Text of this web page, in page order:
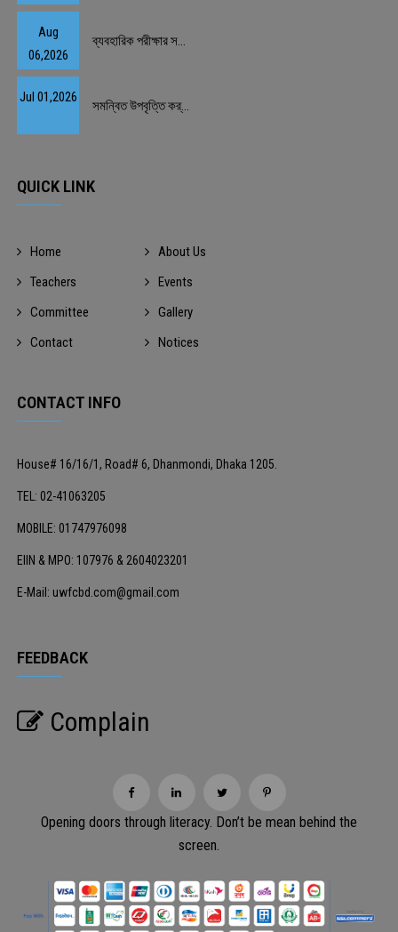
Aug
06,2026
ব্যবহারিক পরীক্ষার স...
Jul 01,2026
সমন্বিত উপবৃত্তি কর্...
QUICK LINK
Home
About Us
Teachers
Events
Committee
Gallery
Contact
Notices
CONTACT INFO
House# 16/16/1, Road# 6, Dhanmondi, Dhaka 1205.
TEL: 02-41063205
MOBILE: 01747976098
EIIN & MPO: 107976 & 2604023201
E-Mail: uwfcbd.com@gmail.com
FEEDBACK
Complain
Opening doors through literacy. Don’t be mean behind the
screen.